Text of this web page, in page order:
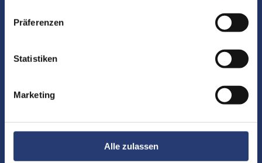
Präferenzen
Statistiken
Marketing
Alle zulassen
B/ H/ T (cm):
Downloads